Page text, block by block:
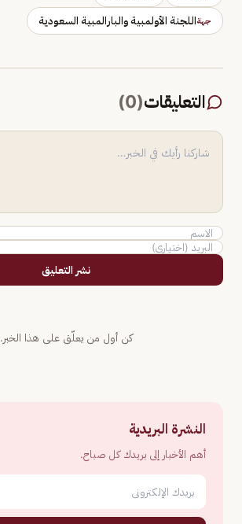
جهةاللجنة الأولمبية والبارالمبية السعودية
التعليقات(
0
)
نشر التعليق
كن أول من يعلّق على هذا الخبر.
النشرة البريدية
أهم الأخبار إلى بريدك كل صباح.